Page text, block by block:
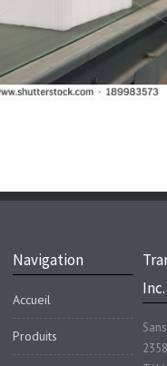
Navigation
Accueil
Produits
Inc.
2358